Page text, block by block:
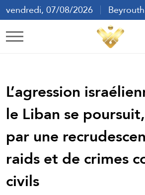
vendredi, 07/08/2026
ع
L’agression
le Liban se
par une
raids et de crimes
civils